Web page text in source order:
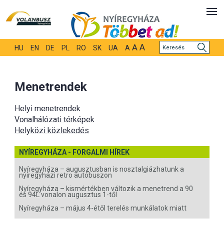
HU EN DE PL RO SK UA A A A
Menetrendek
Helyi menetrendek
Vonalhálózati térképek
Helyközi közlekedés
NYÍREGYHÁZA - FORGALMI HÍREK
Nyíregyháza – augusztusban is nosztalgiázhatunk a
nyíregyházi retro autóbuszon
Nyíregyháza – kismértékben változik a menetrend a 90
és 94L vonalon augusztus 1-től
Nyíregyháza – május 4-étől terelés munkálatok miatt